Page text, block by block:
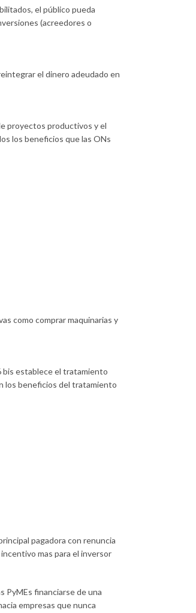
el público pueda
(acreedores o
el dinero adeudado en
proyectos productivos y el
los beneficios que las ONs
como comprar maquinarias y
bis establece el tratamiento
los beneficios del tratamiento
pagadora con renuncia
mas para el inversor
financiarse de una
empresas que nunca